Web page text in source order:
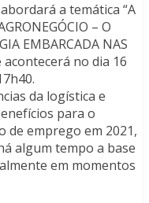
a temática “A
– O
EMBARCADA NAS
acontecerá no dia 16
da logística e
para o
de emprego em 2021,
algum tempo a base
em momentos